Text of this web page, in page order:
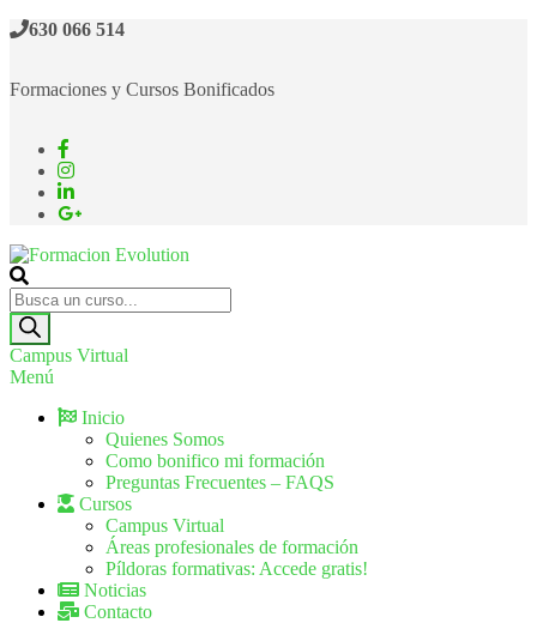
630 066 514
Formaciones y Cursos Bonificados
Formacion Evolution
Cursos de formación continua
Campus Virtual
Menú
Inicio
Quienes Somos
Como bonifico mi formación
Preguntas Frecuentes – FAQS
Cursos
Campus Virtual
Áreas profesionales de formación
Píldoras formativas: Accede gratis!
Noticias
Contacto